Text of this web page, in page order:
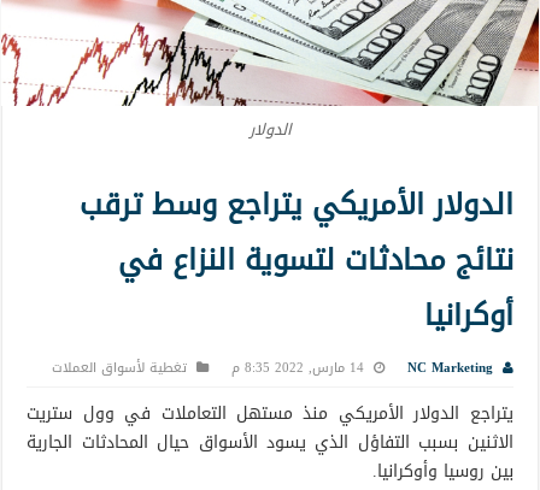
الدولار
الدولار الأمريكي يتراجع وسط ترقب
نتائج محادثات لتسوية النزاع في
أوكرانيا
NC Marketing 14 مارس, 2022 8:35 م تغطية لأسواق العملات
يتراجع الدولار الأمريكي منذ مستهل التعاملات في وول ستريت
الاثنين بسبب التفاؤل الذي يسود الأسواق حيال المحادثات الجارية
بين روسيا وأوكرانيا.